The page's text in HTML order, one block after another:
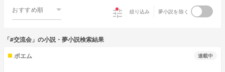
おすすめ順 tune 絞り込み 夢小説を除く
「#交流会」の小説・夢小説検索結果
ポエム
連載中